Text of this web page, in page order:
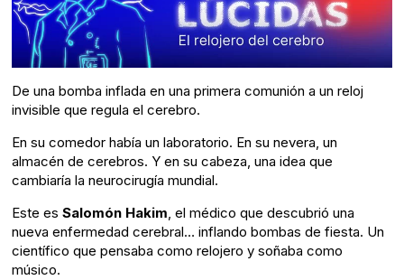
De una bomba inflada en una primera comunión a un reloj
invisible que regula el cerebro.
En su comedor había un laboratorio. En su nevera, un
almacén de cerebros. Y en su cabeza, una idea que
cambiaría la neurocirugía mundial.
Este es Salomón Hakim, el médico que descubrió una
nueva enfermedad cerebral… inflando bombas de fiesta. Un
científico que pensaba como relojero y soñaba como
músico.